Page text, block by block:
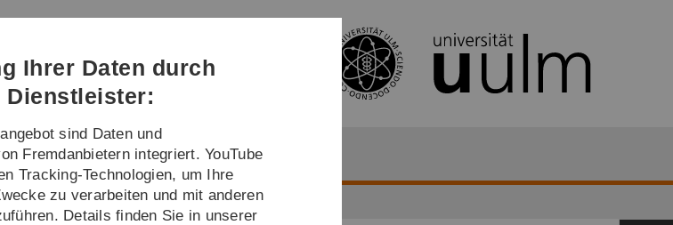
Direkt
Direkt
Direkt
(Sprache,
Drucken,
Social
Direkt
Direkt
Forschung / Institute
Ihrer Daten durch
Dienstleister:
sind Daten und
Fremdanbietern integriert. YouTube
Tracking-Technologien, um Ihre
zu verarbeiten und mit anderen
Details finden Sie in unserer